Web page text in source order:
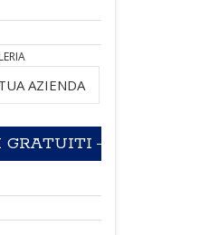
AZIENDA
GRATUITI